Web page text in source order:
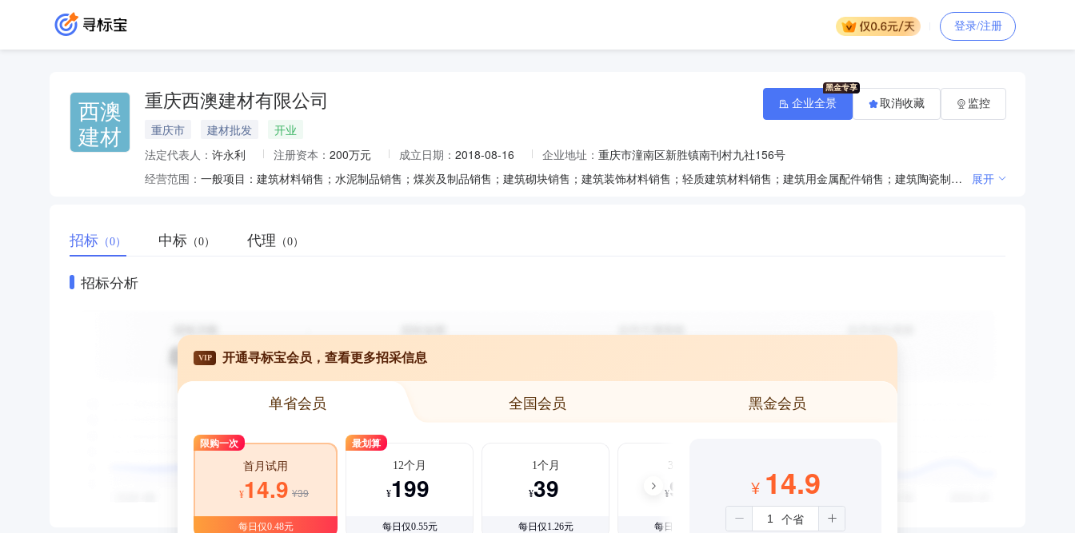
登录/注册
西澳
建材
重庆西澳建材有限公司
重庆市 建材批发
开业
法定代表人： 许永利 注册资本： 200万元 成立日期： 2018-08-16 企业地址： 重庆市潼南区新胜镇南刊村九社156号
经营范围：
一般项目：建筑材料销售；水泥制品销售；煤炭及制品销售；建筑砌块销售；建筑装饰材料销售；轻质建筑材料销售；建筑用金属配件销售；建筑陶瓷制品销售；劳动保护用品销售；金属材料销售；非金属矿及制品销售；金属结构销售；五金产品批发；电子专用设备销售；电子专用材料销售；电力电子元器件销售；机械电气设备销售；机械设备销售；电气设备销售；普通机械设备安装服务；电子产品销售；通讯设备销售；办公用品销售；体育用品及器材零售。（除依法须经批准的项目外，凭营业执照依法自主开展经营活动） 展开
企业全景 取消收藏 监控
招标 （0） 中标 （0） 代理 （0）
招标分析
VIP 开通寻标宝会员，查看更多招采信息
单省会员 全国会员 黑金会员
限购一次
首月试用
¥14.9 ¥39
每日仅0.48元
最划算
12个月
¥199
每日仅0.55元
1个月
¥39
每日仅1.26元
3个月
¥99
每日仅1.08元
¥ 14.9